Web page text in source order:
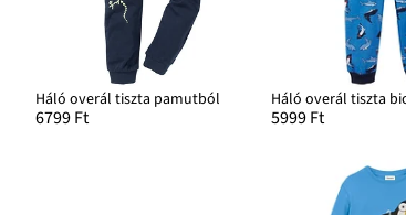
Háló overál tiszta pamutból
6799 Ft
Háló overál tiszta
5999 Ft